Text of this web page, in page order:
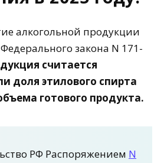
алкогольной продукции
Федерального закона N 171-
считается
доля этилового спирта
готового продукта.
РФ Распоряжением N